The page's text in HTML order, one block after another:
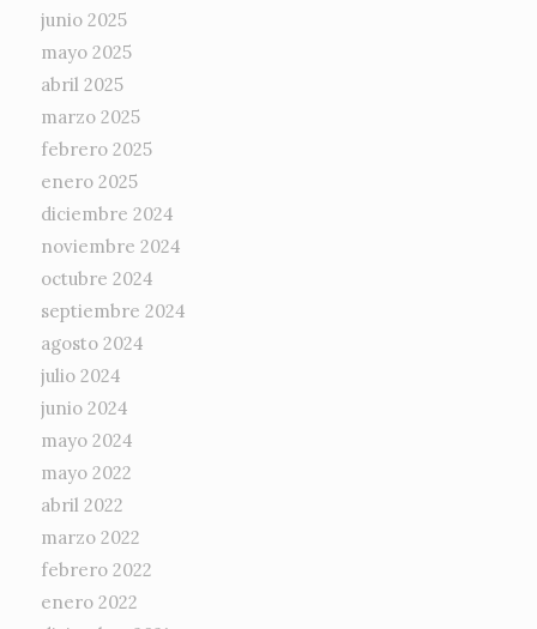
junio 2025
mayo 2025
abril 2025
marzo 2025
febrero 2025
enero 2025
diciembre 2024
noviembre 2024
octubre 2024
septiembre 2024
agosto 2024
julio 2024
junio 2024
mayo 2024
mayo 2022
abril 2022
marzo 2022
febrero 2022
enero 2022